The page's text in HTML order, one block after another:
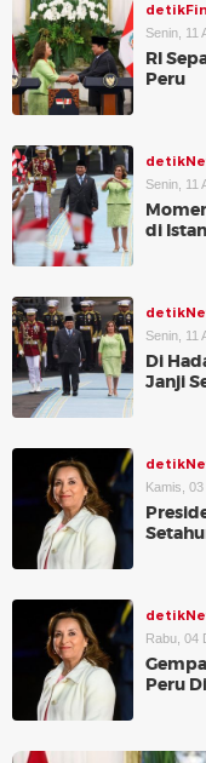
Senin, 11
RI
Peru
Senin, 11
di
Senin, 11
Di
Janji
Kamis,
Rabu, 04
Peru